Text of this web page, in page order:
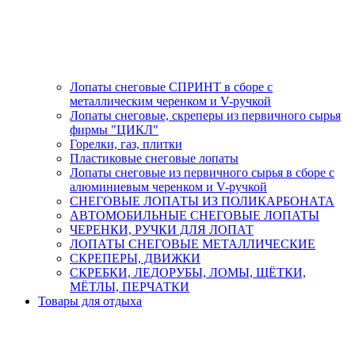
Лопаты снеговые СПРИНТ в сборе с
металлическим черенком и V-ручкой
Лопаты снеговые, скреперы из первичного сырья
фирмы "ЦИКЛ"
Горелки, газ, плитки
Пластиковые снеговые лопаты
Лопаты снеговые из первичного сырья в сборе с
алюминиевым черенком и V-ручкой
СНЕГОВЫЕ ЛОПАТЫ ИЗ ПОЛИКАРБОНАТА
АВТОМОБИЛЬНЫЕ СНЕГОВЫЕ ЛОПАТЫ
ЧЕРЕНКИ, РУЧКИ ДЛЯ ЛОПАТ
ЛОПАТЫ СНЕГОВЫЕ МЕТАЛЛИЧЕСКИЕ
СКРЕПЕРЫ, ДВИЖКИ
СКРЕБКИ, ЛЕДОРУБЫ, ЛОМЫ, ЩЁТКИ,
МЁТЛЫ, ПЕРЧАТКИ
Товары для отдыха